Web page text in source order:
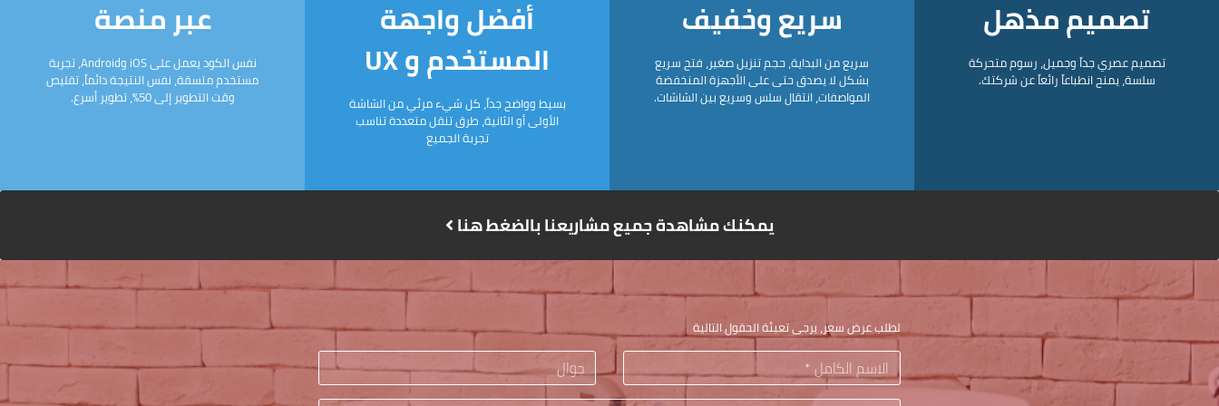
تصميم مذهل
تصميم عصري جداً وجميل، رسوم متحركة
سلسة، يمنح انطباعاً رائعاً عن شركتك.
سريع وخفيف
سريع من البداية، حجم تنزيل صغير، فتح سريع
بشكل لا يصدق حتى على الأجهزة المنخفضة
المواصفات، انتقال سلس وسريع بين الشاشات.
أفضل واجهة
المستخدم و UX
بسيط وواضح جداً، كل شيء مرئي من الشاشة
الأولى أو الثانية، طرق تنقل متعددة تناسب
تجربة الجميع
عبر منصة
نفس الكود يعمل على iOS وAndroid، تجربة
مستخدم متسقة، نفس النتيجة دائماً، تقليص
وقت التطوير إلى 50%، تطوير أسرع.
يمكنك مشاهدة جميع مشاريعنا بالضغط هنا
لطلب عرض سعر، يرجى تعبئة الحقول التالية